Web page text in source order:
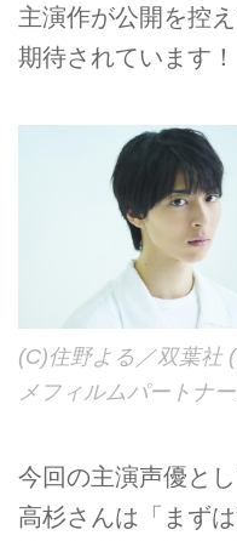
主演作が公開を控
期待されています！
(C)住野よる／双葉社
メフィルムパートナ
今回の主演声優と
高杉さんは「まず